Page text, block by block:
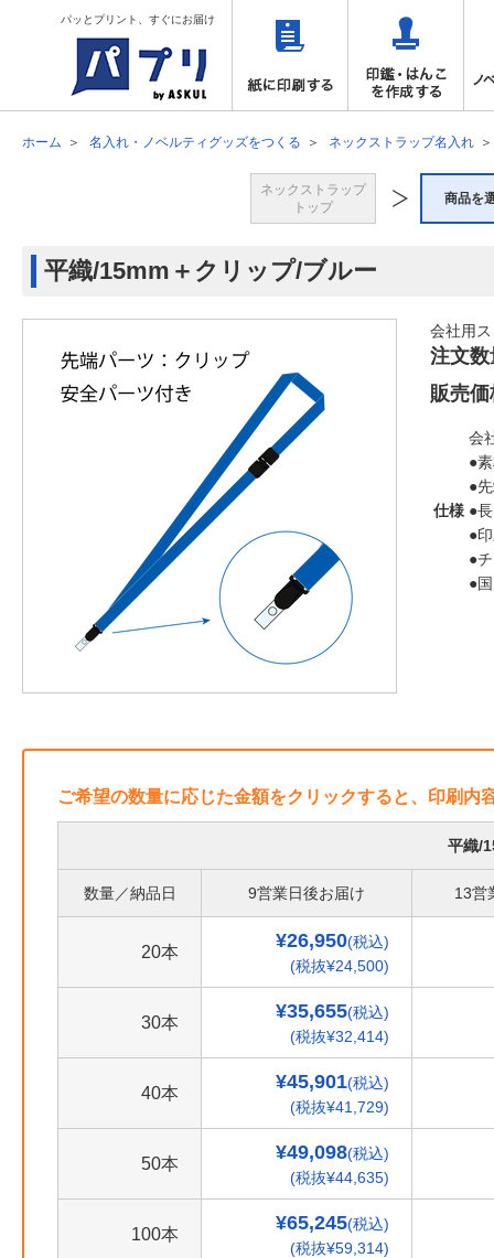
パッとプリント、すぐにお届け
ホーム 名入れ・ノベルティグッズをつくる ネックストラップ名入れ
ネックストラップ
トップ
商品を
平織/15mm＋クリップ/ブルー
会社用
注文数
販売価
仕様
会
●
●
●
●
●
●
ご希望の数量に応じた金額をクリックすると、印刷内
平織/
数量／納品日 9営業日後お届け 13営
20本
¥26,950(税込)
(税抜¥24,500)
30本
¥35,655(税込)
(税抜¥32,414)
40本
¥45,901(税込)
(税抜¥41,729)
50本
¥49,098(税込)
(税抜¥44,635)
100本
¥65,245(税込)
(税抜¥59,314)